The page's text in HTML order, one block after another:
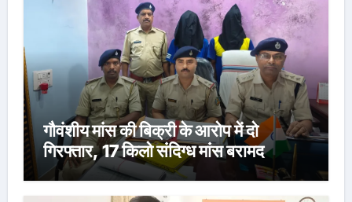
गौवंशीय मांस की बिक्री के आरोप में दो
गिरफ्तार, 17 किलो संदिग्ध मांस बरामद